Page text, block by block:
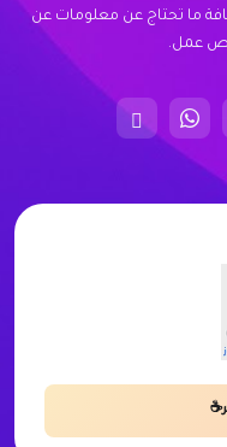
ما تحتاج عن معلومات عن
عمل.